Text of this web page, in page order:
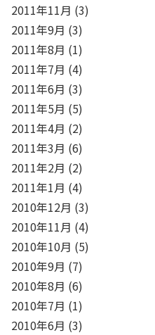
2011年11月 (3)
2011年9月 (3)
2011年8月 (1)
2011年7月 (4)
2011年6月 (3)
2011年5月 (5)
2011年4月 (2)
2011年3月 (6)
2011年2月 (2)
2011年1月 (4)
2010年12月 (3)
2010年11月 (4)
2010年10月 (5)
2010年9月 (7)
2010年8月 (6)
2010年7月 (1)
2010年6月 (3)